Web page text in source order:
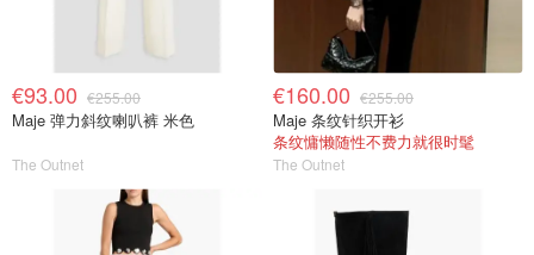
€93.00 €255.00
Maje 弹力斜纹喇叭裤 米色
The Outnet
€160.00 €255.00
Maje 条纹针织开衫
条纹慵懒随性不费力就很时髦
The Outnet